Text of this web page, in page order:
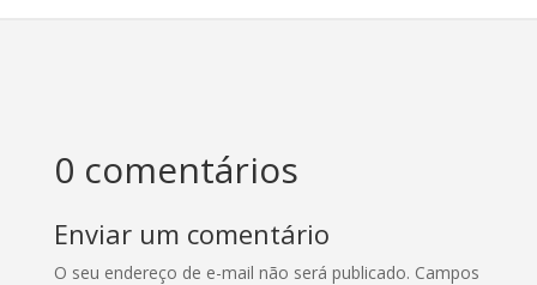
0 comentários
Enviar um comentário
O seu endereço de e-mail não será publicado. Campos